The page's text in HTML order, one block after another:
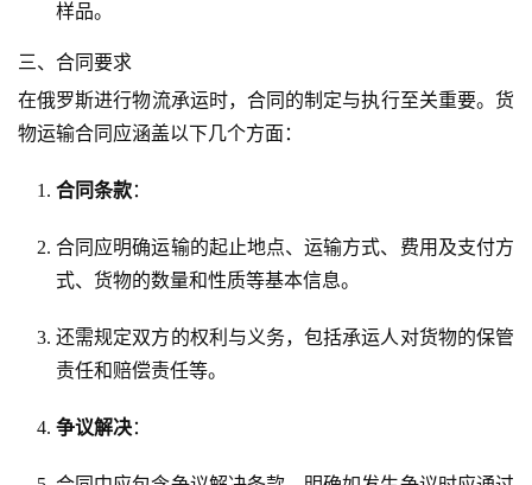
样品。
三、合同要求
在俄罗斯进行物流承运时，合同的制定与执行至关重要。货
物运输合同应涵盖以下几个方面：
合同条款：
合同应明确运输的起止地点、运输方式、费用及支付方
式、货物的数量和性质等基本信息。
还需规定双方的权利与义务，包括承运人对货物的保管
责任和赔偿责任等。
争议解决：